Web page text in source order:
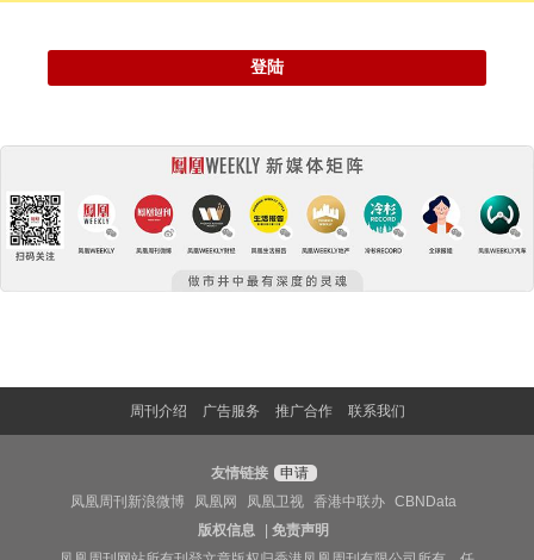
登陆
周刊介绍 广告服务 推广合作 联系我们
友情链接
申请
凤凰周刊新浪微博
凤凰网 凤凰卫视 香港中联办
CBNData
版权信息
|免责声明